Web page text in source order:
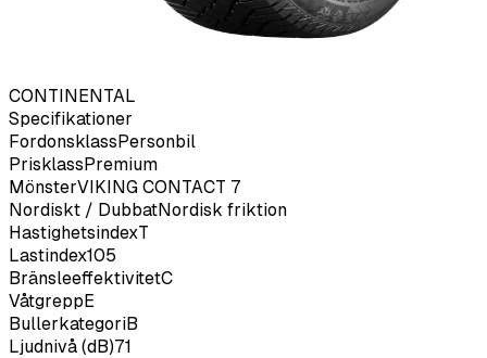
CONTINENTAL
Specifikationer
FordonsklassPersonbil
PrisklassPremium
MönsterVIKING CONTACT 7
Nordiskt / DubbatNordisk friktion
HastighetsindexT
Lastindex105
BränsleeffektivitetC
VåtgreppE
BullerkategoriB
Ljudnivå (dB)71